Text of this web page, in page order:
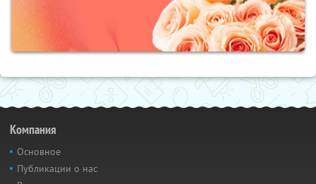
Компания
Основное
Публикации о нас